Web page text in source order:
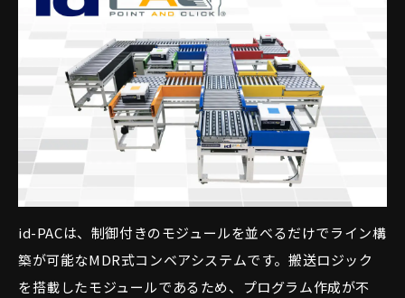
id-PACは、制御付きのモジュールを並べるだけでライン構
築が可能なMDR式コンベアシステムです。搬送ロジック
を搭載したモジュールであるため、プログラム作成が不